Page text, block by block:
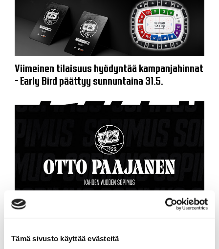
Tämä sivusto käyttää evästeitä
Viimeinen tilaisuus hyödyntää kampanjahinnat
- Early Bird päättyy sunnuntaina 31.5.
Turun Palloseura on tehnyt kaksivuotisen